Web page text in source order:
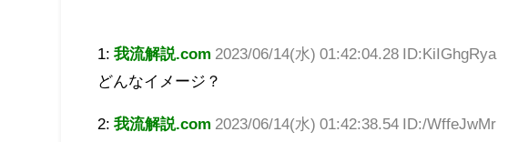
1:我流解説.com 2023/06/14(水) 01:42:04.28 ID:KiIGhgRya
どんなイメージ？
2:我流解説.com 2023/06/14(水) 01:42:38.54 ID:/WffeJwMr